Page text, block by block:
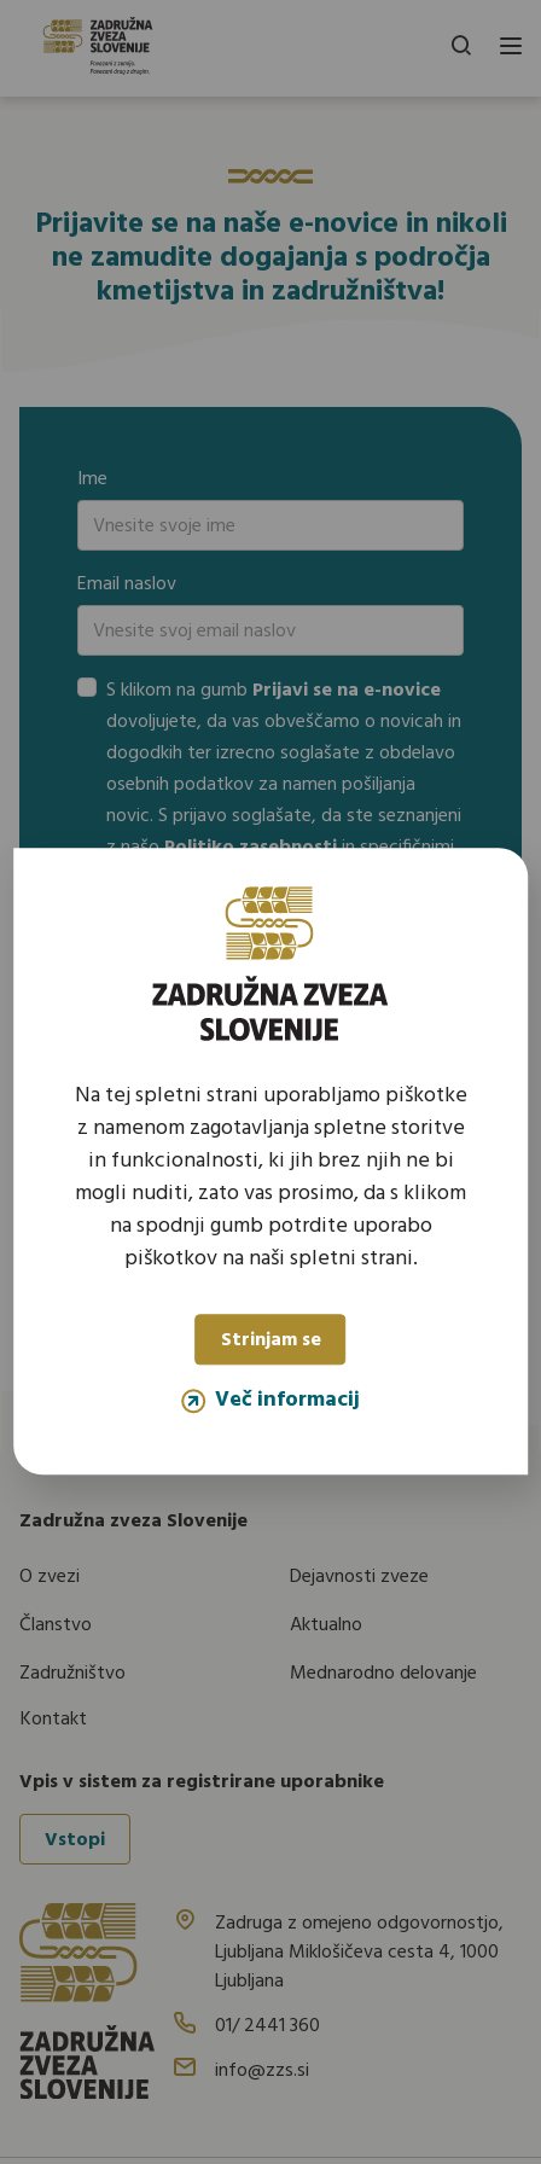
Prijavite se na naše e-novice in nikoli
ne zamudite dogajanja s področja
kmetijstva in zadružništva!
Ime
Email naslov
S klikom na gumb Prijavi se na e-novice
dovoljujete, da vas obveščamo o novicah in
dogodkih ter izrecno soglašate z obdelavo
osebnih podatkov za namen pošiljanja
novic. S prijavo soglašate, da ste seznanjeni
z našoPolitiko zasebnostiin specifičnimi
Prijavi se na e-novice
Zadružna zveza Slovenije
O zvezi
Dejavnosti zveze
Članstvo
Aktualno
Zadružništvo
Mednarodno delovanje
Kontakt
Vpis v sistem za registrirane uporabnike
Vstopi
Zadruga z omejeno odgovornostjo,
Ljubljana Miklošičeva cesta 4, 1000
Ljubljana
01/ 2441 360
info@zzs.si
Na tej spletni strani uporabljamo piškotke
z namenom zagotavljanja spletne storitve
in funkcionalnosti, ki jih brez njih ne bi
mogli nuditi, zato vas prosimo, da s klikom
na spodnji gumb potrdite uporabo
piškotkov na naši spletni strani.
Strinjam se
Več informacij